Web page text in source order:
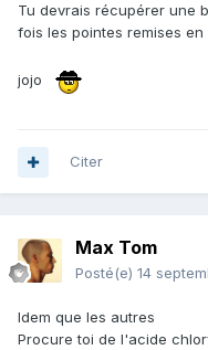
Tu devrais récupérer une
fois les pointes remises en
jojo
Citer
Max Tom
Posté(e) 14
Idem que les autres
Procure toi de l'acide